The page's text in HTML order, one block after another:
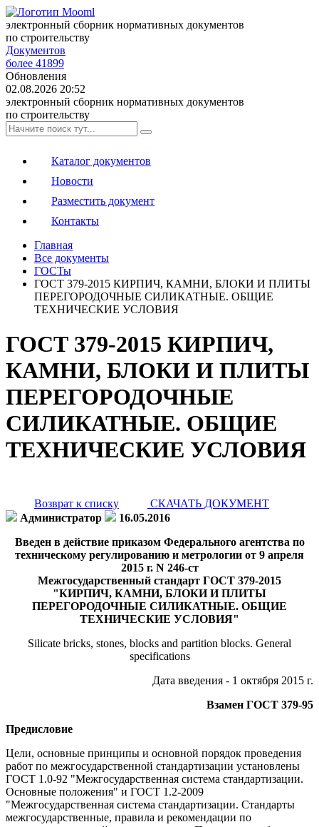
электронный сборник нормативных документов
по строительству
Документов
более 41899
Обновления
02.08.2026 20:52
электронный сборник нормативных документов
по строительству
Каталог документов
Новости
Разместить документ
Контакты
Главная
Все документы
ГОСТы
ГОСТ 379-2015 КИРПИЧ, КАМНИ, БЛОКИ И ПЛИТЫ
ПЕРЕГОРОДОЧНЫЕ СИЛИКАТНЫЕ. ОБЩИЕ
ТЕХНИЧЕСКИЕ УСЛОВИЯ
ГОСТ 379-2015 КИРПИЧ,
КАМНИ, БЛОКИ И ПЛИТЫ
ПЕРЕГОРОДОЧНЫЕ
СИЛИКАТНЫЕ. ОБЩИЕ
ТЕХНИЧЕСКИЕ УСЛОВИЯ
Возврат к списку
СКАЧАТЬ ДОКУМЕНТ
Администратор
16.05.2016
Введен в действие приказом Федерального агентства по
техническому регулированию и метрологии от 9 апреля
2015 г. N 246-ст
Межгосударственный стандарт ГОСТ 379-2015
"КИРПИЧ, КАМНИ, БЛОКИ И ПЛИТЫ
ПЕРЕГОРОДОЧНЫЕ СИЛИКАТНЫЕ. ОБЩИЕ
ТЕХНИЧЕСКИЕ УСЛОВИЯ"
Silicate bricks, stones, blocks and partition blocks. General
specifications
Дата введения - 1 октября 2015 г.
Взамен ГОСТ 379-95
Предисловие
Цели, основные принципы и основной порядок проведения
работ по межгосударственной стандартизации установлены
ГОСТ 1.0-92 "Межгосударственная система стандартизации.
Основные положения" и ГОСТ 1.2-2009
"Межгосударственная система стандартизации. Стандарты
межгосударственные, правила и рекомендации по